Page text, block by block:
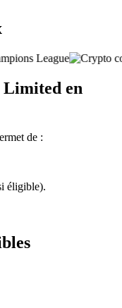
Limited en
de :
éligible).